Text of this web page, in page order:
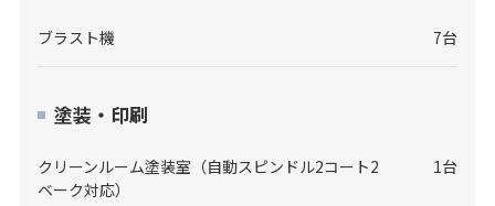
ブラスト機 7台
塗装・印刷
クリーンルーム塗装室（自動スピンドル2コート2
ベーク対応）
1台